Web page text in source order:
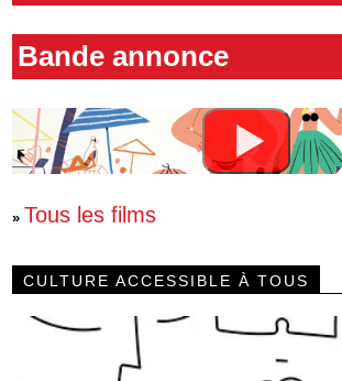
Bande annonce
» Tous les films
CULTURE ACCESSIBLE À TOUS